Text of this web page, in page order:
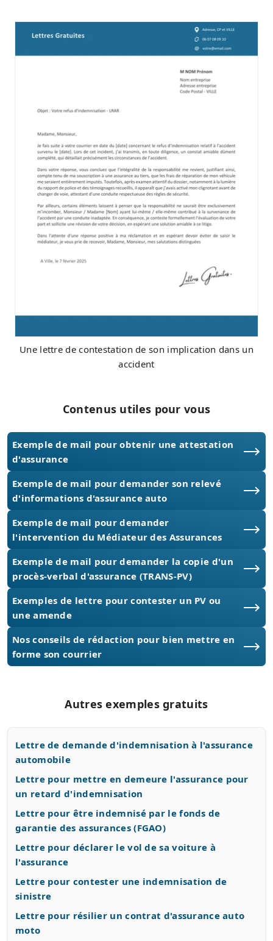
Une lettre de contestation de son implication dans un
accident
Contenus utiles pour vous
Exemple de mail pour obtenir une attestation
d'assurance
Exemple de mail pour demander son relevé
d'informations d'assurance auto
Exemple de mail pour demander
l'intervention du Médiateur des Assurances
Exemple de mail pour demander la copie d'un
procès-verbal d'assurance (TRANS-PV)
Exemples de lettre pour contester un PV ou
une amende
Nos conseils de rédaction pour bien mettre en
forme son courrier
Autres exemples gratuits
Lettre de demande d'indemnisation à l'assurance
automobile
Lettre pour mettre en demeure l'assurance pour
un retard d'indemnisation
Lettre pour être indemnisé par le fonds de
garantie des assurances (FGAO)
Lettre pour déclarer le vol de sa voiture à
l'assurance
Lettre pour contester une indemnisation de
sinistre
Lettre pour résilier un contrat d'assurance auto
moto